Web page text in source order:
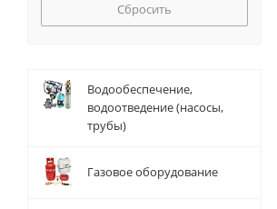
Сбросить
Водообеспечение,
водоотведение (насосы,
трубы)
Газовое оборудование